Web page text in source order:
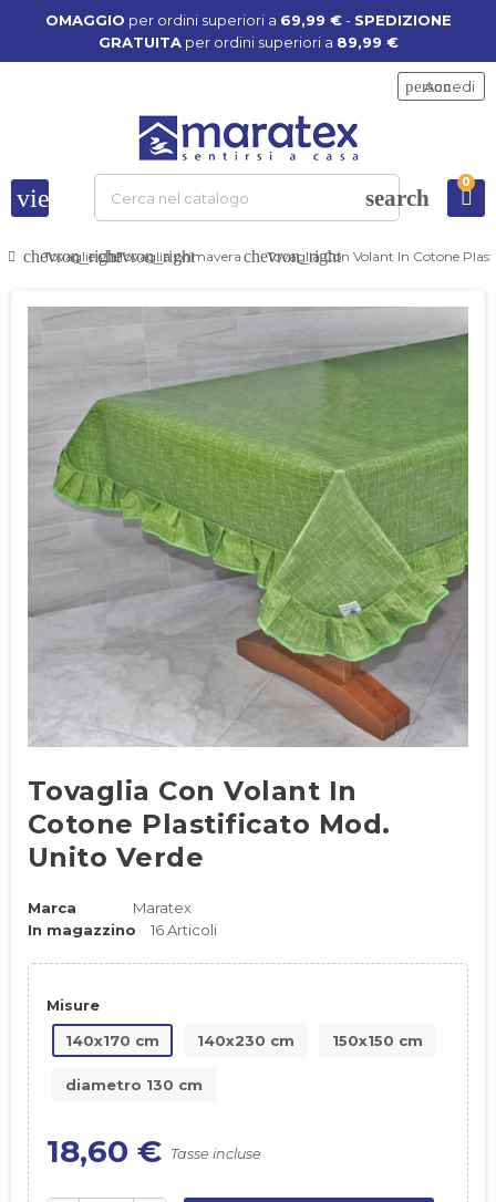
OMAGGIO per ordini superiori a 69,99 €- SPEDIZIONE
GRATUITAper ordini superiori a 89,99 €
view_headline search
person
Accedi
0
chevron_right
Tovagliechevron_right
Tovaglia primavera chevron_right
Tovaglia Con Volant In Cotone
Tovaglia Con Volant In
Cotone Plastificato Mod.
Unito Verde
Marca
Maratex
In magazzino
16 Articoli
Misure
140x170 cm
140x230 cm 150x150 cm
diametro 130 cm
18,60 € Tasse incluse